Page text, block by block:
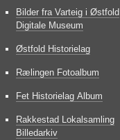
Bilder fra Varteig i Østfold
Digitale Museum
Østfold Historielag
Rælingen Fotoalbum
Fet Historielag Album
Rakkestad Lokalsamling
Billedarkiv